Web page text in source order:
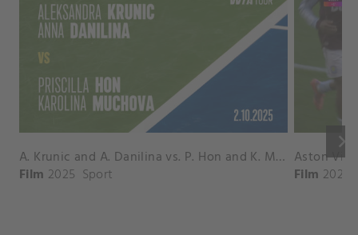
keyboard_arrow_right
A. Krunic and A. Danilina vs. P. Hon and K. Muchova Match Highlights - BEIJING_Capital Group Diamond ( October 02, 2025)
Film 2025 Sport Film 2026